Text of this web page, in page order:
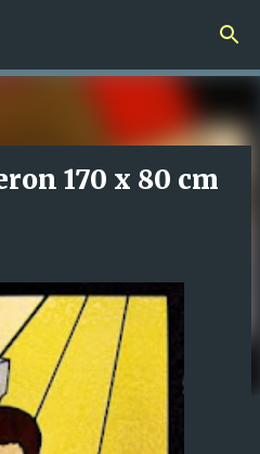
principal
170 x 80 cm